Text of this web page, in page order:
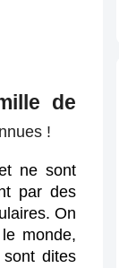
de
!
ne sont
par des
On
monde,
dites